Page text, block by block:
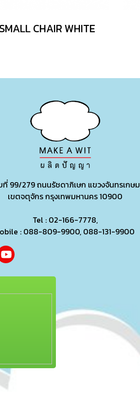
SMALL CHAIR WHITE
ที่ 99/279ถนนรัชดาภิเษก แขวงจันทรเกษม
เขตจตุจักร กรุงเทพมหานคร 10900
Tel : 02-166-7778,
: 088-809-9900, 088-131-9900